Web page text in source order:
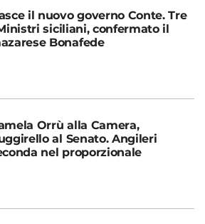
il nuovo governo Conte. Tre
siciliani, confermato il
Bonafede
Orrù alla Camera,
al Senato. Angileri
nel proporzionale